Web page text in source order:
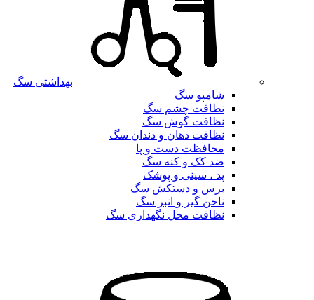
بهداشتی سگ
شامپو سگ
نظافت چشم سگ
نظافت گوش سگ
نظافت دهان و دندان سگ
محافظت دست و پا
ضد کک و کنه سگ
پد ، سینی و پوشک
برس و دستکش سگ
ناخن گیر و انبر سگ
نظافت محل نگهداری سگ